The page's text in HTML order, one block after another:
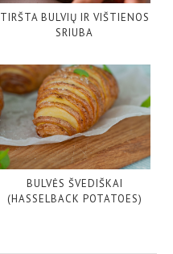
TIRŠTA BULVIŲ IR VIŠTIENOS
SRIUBA
BULVĖS ŠVEDIŠKAI
(HASSELBACK POTATOES)